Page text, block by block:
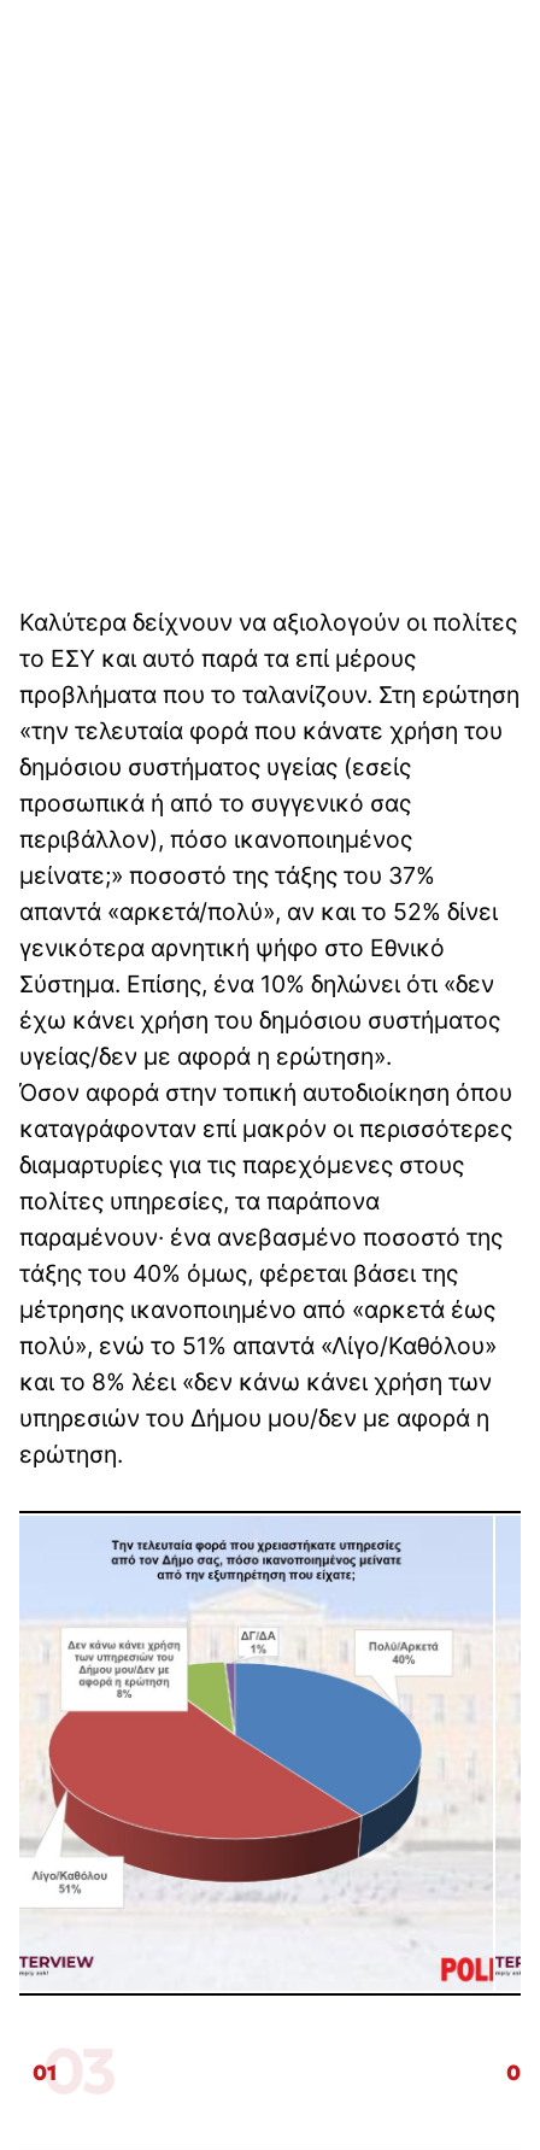
Καλύτερα δείχνουν να αξιολογούν οι πολίτες
το ΕΣΥ και αυτό παρά τα επί μέρους
προβλήματα που το ταλανίζουν. Στη ερώτηση
«την τελευταία φορά που κάνατε χρήση του
δημόσιου συστήματος υγείας (εσείς
προσωπικά ή από το συγγενικό σας
περιβάλλον), πόσο ικανοποιημένος
μείνατε;» ποσοστό της τάξης του 37%
απαντά «αρκετά/πολύ», αν και το 52% δίνει
γενικότερα αρνητική ψήφο στο Εθνικό
Σύστημα. Επίσης, ένα 10% δηλώνει ότι «δεν
έχω κάνει χρήση του δημόσιου συστήματος
υγείας/δεν με αφορά η ερώτηση».
Όσον αφορά στην τοπική αυτοδιοίκηση όπου
καταγράφονταν επί μακρόν οι περισσότερες
διαμαρτυρίες για τις παρεχόμενες στους
πολίτες υπηρεσίες, τα παράπονα
παραμένουν· ένα ανεβασμένο ποσοστό της
τάξης του 40% όμως, φέρεται βάσει της
μέτρησης ικανοποιημένο από «αρκετά έως
πολύ», ενώ το 51% απαντά «Λίγο/Καθόλου»
και το 8% λέει «δεν κάνω κάνει χρήση των
υπηρεσιών του Δήμου μου/δεν με αφορά η
ερώτηση.
0103 02